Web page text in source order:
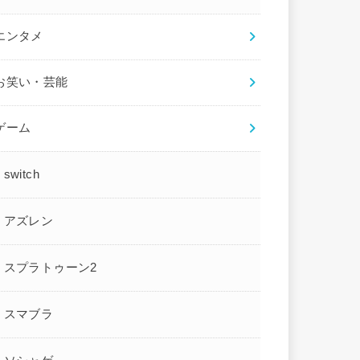
ンタメ
笑い・芸能
ーム
switch
アズレン
スプラトゥーン2
スマブラ